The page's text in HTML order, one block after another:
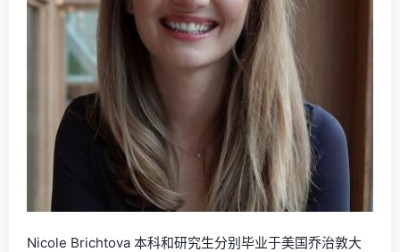
Nicole Brichtova 本科和研究生分别毕业于美国乔治敦大